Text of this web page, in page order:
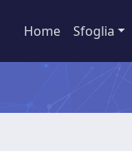
Home Sfoglia